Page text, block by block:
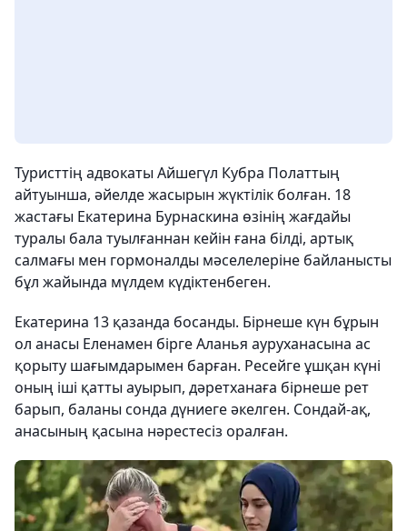
Туристтің адвокаты Айшегүл Кубра Полаттың
айтуынша, әйелде жасырын жүктілік болған. 18
жастағы Екатерина Бурнаскина өзінің жағдайы
туралы бала туылғаннан кейін ғана білді, артық
салмағы мен гормоналды мәселелеріне байланысты
бұл жайында мүлдем күдіктенбеген.
Екатерина 13 қазанда босанды. Бірнеше күн бұрын
ол анасы Еленамен бірге Аланья ауруханасына ас
қорыту шағымдарымен барған. Ресейге ұшқан күні
оның іші қатты ауырып, дәретханаға бірнеше рет
барып, баланы сонда дүниеге әкелген. Сондай-ақ,
анасының қасына нәрестесіз оралған.